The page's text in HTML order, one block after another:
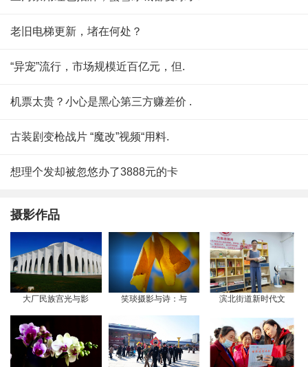
老旧电梯更新，堵在何处？
“异宠”流行，市场规模近百亿元，但.
机票太贵？小心是黑心第三方赚差价 .
古装剧变枪战片 “魔改”视频“用料.
想理个发却被忽悠办了3888元的卡
摄影作品
大厂民族宫光与影 笑琰摄影与诗：与 滨北街道新时代文